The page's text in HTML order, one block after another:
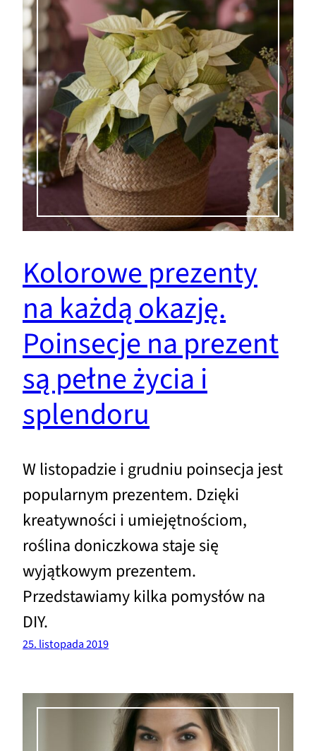
Kolorowe prezenty
na każdą okazję.
Poinsecje na prezent
są pełne życia i
splendoru
W listopadzie i grudniu poinsecja jest
popularnym prezentem. Dzięki
kreatywności i umiejętnościom,
roślina doniczkowa staje się
wyjątkowym prezentem.
Przedstawiamy kilka pomysłów na
DIY.
25. listopada 2019